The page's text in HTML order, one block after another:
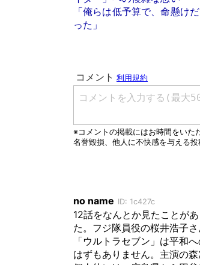
「俺らは低予算で、命懸けだ
った」